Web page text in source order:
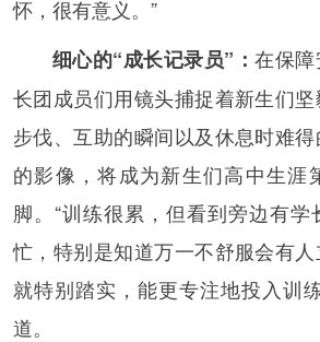
怀，很有意义。”
细心的“成长记录员”：在保
长团成员们用镜头捕捉着新生们
步伐、互助的瞬间以及休息时难
的影像，将成为新生们高中生涯
脚。“训练很累，但看到旁边有
忙，特别是知道万一不舒服会有
就特别踏实，能更专注地投入训
道。